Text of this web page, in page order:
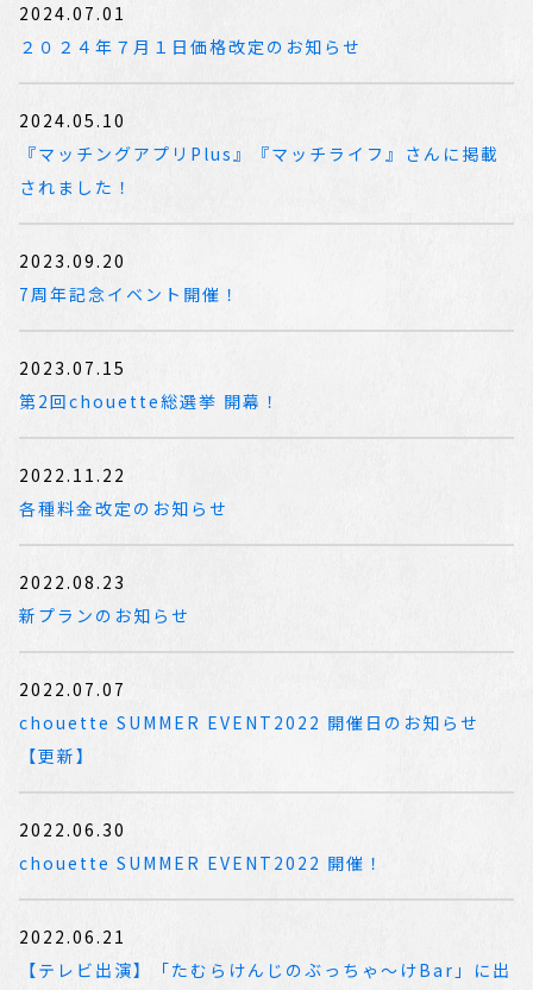
2024.07.01
２０２４年７月１日価格改定のお知らせ
2024.05.10
『マッチングアプリPlus』『マッチライフ』さんに掲載
されました！
2023.09.20
7周年記念イベント開催！
2023.07.15
第2回chouette総選挙 開幕！
2022.11.22
各種料金改定のお知らせ
2022.08.23
新プランのお知らせ
2022.07.07
chouette SUMMER EVENT2022 開催日のお知らせ
【更新】
2022.06.30
chouette SUMMER EVENT2022 開催！
2022.06.21
【テレビ出演】「たむらけんじのぶっちゃ～けBar」に出